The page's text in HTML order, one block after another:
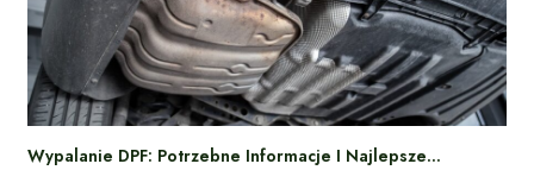
Wypalanie DPF: Potrzebne Informacje I Najlepsze…